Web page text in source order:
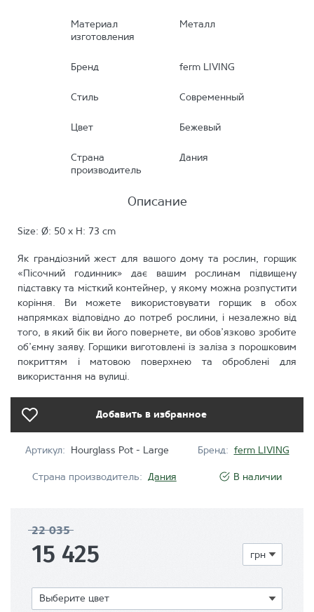
Материал
изготовления
Металл
Бренд ferm LIVING
Стиль Современный
Цвет Бежевый
Страна
производитель
Дания
Описание
Size: Ø: 50 x H: 73 cm
Як грандіозний жест для вашого дому та рослин, горщик
«Пісочний годинник» дає вашим рослинам підвищену
підставку та місткий контейнер, у якому можна розпустити
коріння. Ви можете використовувати горщик в обох
напрямках відповідно до потреб рослини, і незалежно від
того, в який бік ви його повернете, ви обов’язково зробите
об’ємну заяву. Горщики виготовлені із заліза з порошковим
покриттям і матовою поверхнею та оброблені для
використання на вулиці.
Добавить в избранное
Артикул: Hourglass Pot - Large Бренд: ferm LIVING
Страна производитель: Дания В наличии
22 035
15 425
Показать
Выберите цвет